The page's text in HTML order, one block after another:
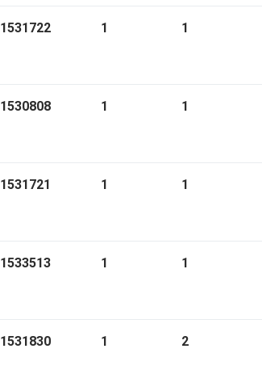
1531722 1 1
1530808 1 1
1531721 1 1
1533513 1 1
1531830 1 2